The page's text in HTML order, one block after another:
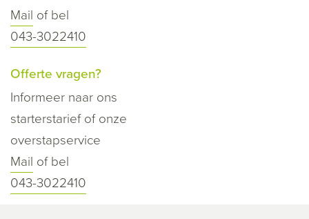
Mail of bel
043-3022410
Offerte vragen?
Informeer naar ons
starterstarief of onze
overstapservice
Mail of bel
043-3022410